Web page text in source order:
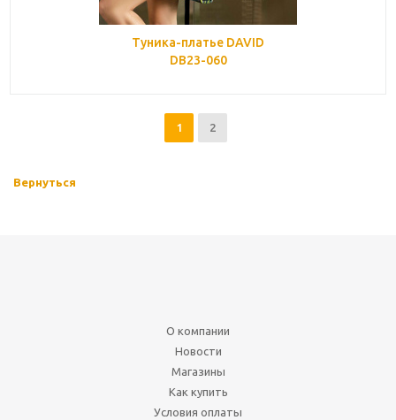
Туника-платье DAVID
DB23-060
1 2
Вернуться
О компании
Новости
Магазины
Как купить
Условия оплаты